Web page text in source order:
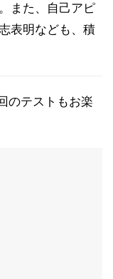
また、自己アピ
表明なども、積
のテストもお楽